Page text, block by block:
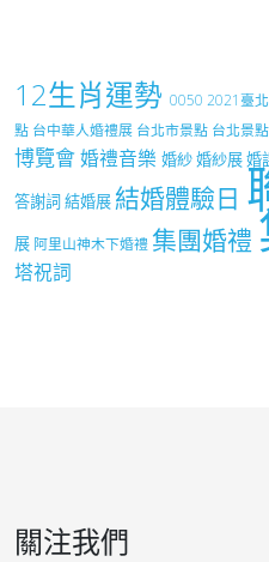
12生肖運勢 0050 2021臺
點 台中華人婚禮展 台北市景點 台北景點
博覽會婚禮音樂 婚紗婚紗展婚
答謝詞結婚展 結婚體驗日
展 阿里山神木下婚禮集團婚禮
塔祝詞
關注我們